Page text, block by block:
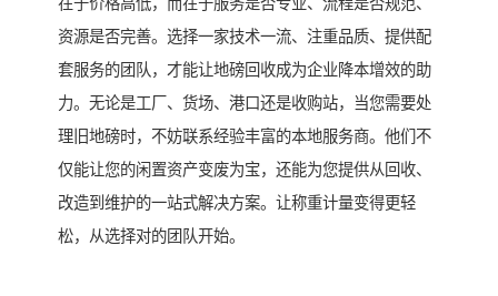
在于价格高低，而在于服务是否专业、流程是否规范、
资源是否完善。选择一家技术一流、注重品质、提供配
套服务的团队，才能让地磅回收成为企业降本增效的助
力。无论是工厂、货场、港口还是收购站，当您需要处
理旧地磅时，不妨联系经验丰富的本地服务商。他们不
仅能让您的闲置资产变废为宝，还能为您提供从回收、
改造到维护的一站式解决方案。让称重计量变得更轻
松，从选择对的团队开始。